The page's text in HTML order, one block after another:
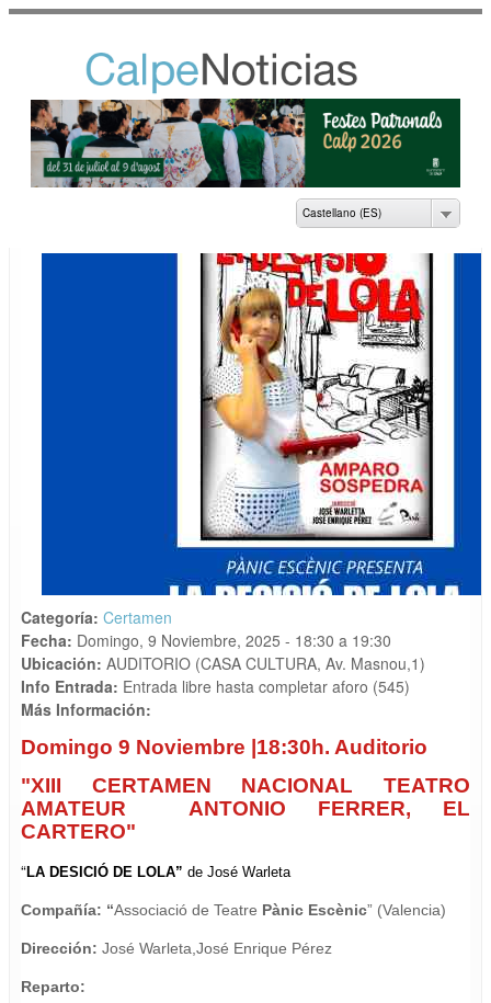
principal
NOTICIAS DEL
AYUNTAMIENTO DE
Castellano (ES)
Categoría: Certamen
Fecha: Domingo, 9 Noviembre, 2025 - 18:30 a 19:30
Ubicación: AUDITORIO (CASA CULTURA, Av. Masnou,1)
Info Entrada: Entrada libre hasta completar aforo (545)
Más Información:
Domingo 9 Noviembre |18:30h. Auditorio
"XIII CERTAMEN NACIONAL TEATRO
AMATEUR ANTONIO FERRER, EL
CARTERO"
“LA DESICIÓ DE LOLA” de José Warleta
Compañía: “Associació de Teatre Pànic Escènic” (Valencia)
Dirección: José Warleta,José Enrique Pérez
Reparto: